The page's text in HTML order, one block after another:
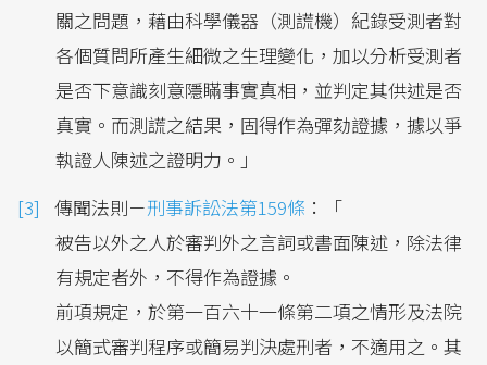
關之問題，藉由科學儀器（測謊機）紀錄受測者對
各個質問所產生細微之生理變化，加以分析受測者
是否下意識刻意隱瞞事實真相，並判定其供述是否
真實。而測謊之結果，固得作為彈劾證據，據以爭
執證人陳述之證明力。」
傳聞法則－刑事訴訟法第159條 ：「
被告以外之人於審判外之言詞或書面陳述，除法律
有規定者外，不得作為證據。
前項規定，於第一百六十一條第二項之情形及法院
以簡式審判程序或簡易判決處刑者，不適用之。其